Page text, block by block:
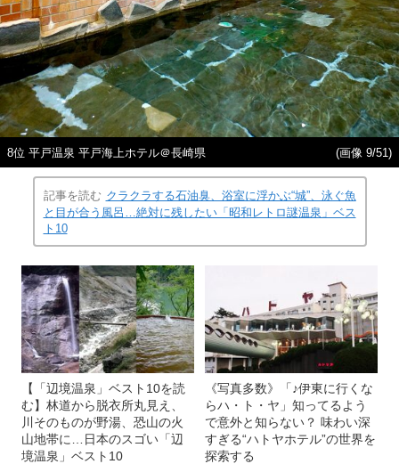
8位 平戸温泉 平戸海上ホテル＠長崎県 (画像 9/51)
記事を読む クラクラする石油臭、浴室に浮かぶ“城”、泳ぐ魚
と目が合う風呂…絶対に残したい「昭和レトロ謎温泉」ベス
ト10
【「辺境温泉」ベスト10を読
む】林道から脱衣所丸見え、
川そのものが野湯、恐山の火
山地帯に…日本のスゴい「辺
境温泉」ベスト10
《写真多数》「♪伊東に行くな
らハ・ト・ヤ」知ってるよう
で意外と知らない？ 味わい深
すぎる“ハトヤホテル”の世界を
探索する